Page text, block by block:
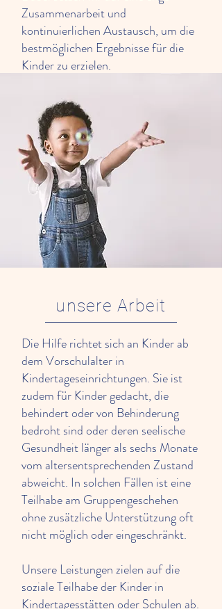
Zusammenarbeit und
kontinuierlichen Austausch, um die
bestmöglichen Ergebnisse für die
Kinder zu erzielen.
unsere Arbeit
Die Hilfe richtet sich an Kinder ab
dem Vorschulalter in
Kindertageseinrichtungen. Sie ist
zudem für Kinder gedacht, die
behindert oder von Behinderung
bedroht sind oder deren seelische
Gesundheit länger als sechs Monate
vom altersentsprechenden Zustand
abweicht. In solchen Fällen ist eine
Teilhabe am Gruppengeschehen
ohne zusätzliche Unterstützung oft
nicht möglich oder eingeschränkt.
Unsere Leistungen zielen auf die
soziale Teilhabe der Kinder in
Kindertagesstätten oder Schulen ab.